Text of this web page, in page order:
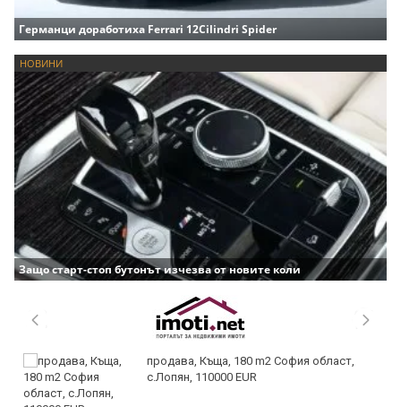
Германци доработиха Ferrari 12Cilindri Spider
НОВИНИ
Защо старт-стоп бутонът изчезва от новите коли
продава, Къща, 180 m2 София област,
с.Лопян, 110000 EUR